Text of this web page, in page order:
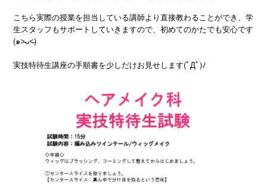
こちら実際の授業を担当している講師より直接教わることができ、学
生スタッフもサポートしていきますので、初めてのかたでも安心です
(๑˃̵ᴗ˂̵)
実技特待生講座の手順書を少しだけお見せします(ﾟДﾟ)ﾉ